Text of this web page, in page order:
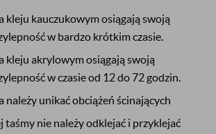
kleju kauczukowym osiągają swoją
w bardzo krótkim czasie.
kleju akrylowym osiągają swoją
w czasie od 12 do 72 godzin.
należy unikać obciążeń ścinających
taśmy nie należy odklejać i przyklejać